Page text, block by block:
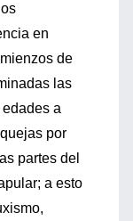
en
de
las
a
por
partes del
a esto